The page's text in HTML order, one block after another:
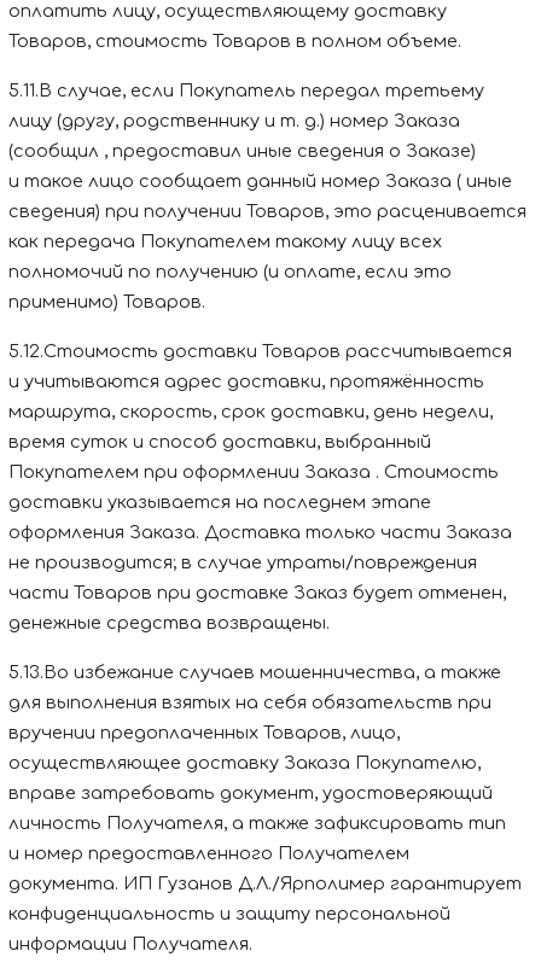
оплатить лицу, осуществляющему доставку
Товаров, стоимость Товаров в полном объеме.
5.11.В случае, если Покупатель передал третьему
лицу (другу, родственнику и т. д.) номер Заказа
(сообщил , предоставил иные сведения о Заказе)
и такое лицо сообщает данный номер Заказа ( иные
сведения) при получении Товаров, это расценивается
как передача Покупателем такому лицу всех
полномочий по получению (и оплате, если это
применимо) Товаров.
5.12.Стоимость доставки Товаров рассчитывается
и учитываются адрес доставки, протяжённость
маршрута, скорость, срок доставки, день недели,
время суток и способ доставки, выбранный
Покупателем при оформлении Заказа . Стоимость
доставки указывается на последнем этапе
оформления Заказа. Доставка только части Заказа
не производится; в случае утраты/повреждения
части Товаров при доставке Заказ будет отменен,
денежные средства возвращены.
5.13.Во избежание случаев мошенничества, а также
для выполнения взятых на себя обязательств при
вручении предоплаченных Товаров, лицо,
осуществляющее доставку Заказа Покупателю,
вправе затребовать документ, удостоверяющий
личность Получателя, а также зафиксировать тип
и номер предоставленного Получателем
документа. ИП Гузанов Д.Л./Ярполимер гарантирует
конфиденциальность и защиту персональной
информации Получателя.